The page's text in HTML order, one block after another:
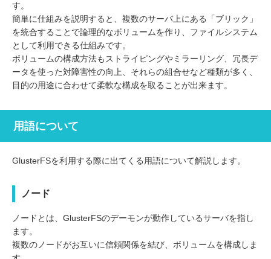
す。
簡単に仕組みを説明すると、複数のサーバ上にある「ブリック」
を統合することで論理的なボリュームを作り、ファイルシステム
として利用できる仕組みです。
ボリュームの構成方法もストライピングやミラーリング、冗長デ
ータを使った対障害性の向上、それらの組合せなど種類が多く、
目的の用途に合わせて柔軟な構成を取ることが出来ます。
用語について
GlusterFSを利用する際に出てくる用語について解説します。
ノード
ノードとは、GlusterFSのデーモンが動作しているサーバを指し
ます。
複数のノードがお互いに信頼関係を結び、ボリュームを構成しま